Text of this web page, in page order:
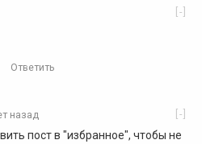
[-]
Ответить
[-]
назад
пост в "избранное", чтобы не